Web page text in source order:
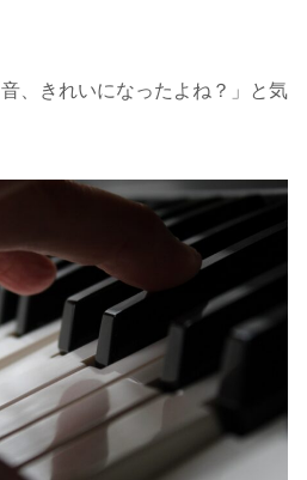
、きれいになったよね？」と気